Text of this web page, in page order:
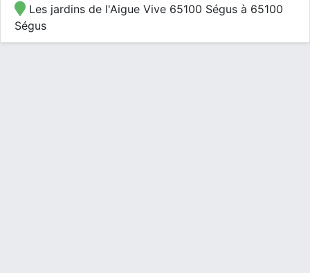
Les jardins de l'Aigue Vive 65100 Ségus à 65100
Ségus